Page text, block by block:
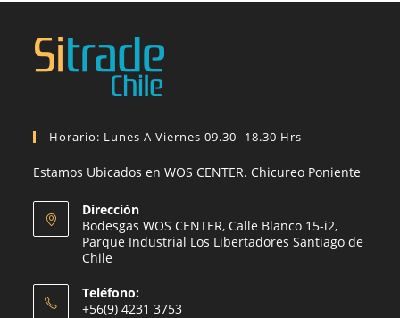
Horario: Lunes A Viernes 09.30 -18.30 Hrs
Estamos Ubicados en WOS CENTER. Chicureo Poniente
Dirección
Bodesgas WOS CENTER, Calle Blanco 15-i2,
Parque Industrial Los Libertadores Santiago de
Chile
Teléfono:
+56(9) 4231 3753